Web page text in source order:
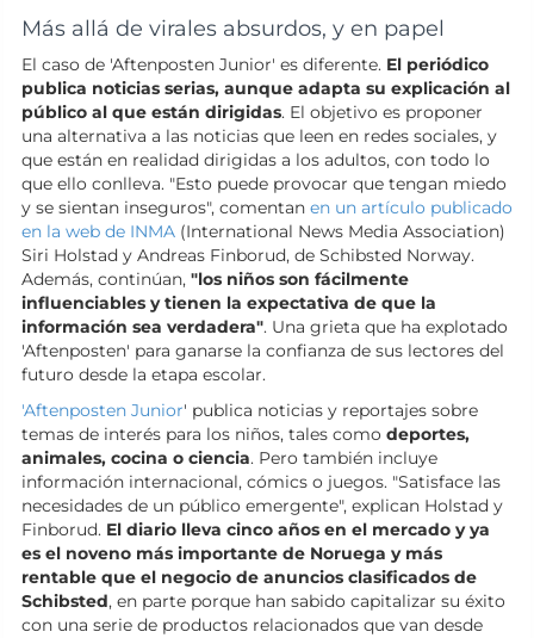
Más allá de virales absurdos, y en papel
El caso de 'Aftenposten Junior' es diferente. El periódico
publica noticias serias, aunque adapta su explicación al
público al que están dirigidas. El objetivo es proponer
una alternativa a las noticias que leen en redes sociales, y
que están en realidad dirigidas a los adultos, con todo lo
que ello conlleva. "Esto puede provocar que tengan miedo
y se sientan inseguros", comentan en un artículo publicado
en la web de INMA (International News Media Association)
Siri Holstad y Andreas Finborud, de Schibsted Norway.
Además, continúan, "los niños son fácilmente
influenciables y tienen la expectativa de que la
información sea verdadera". Una grieta que ha explotado
'Aftenposten' para ganarse la confianza de sus lectores del
futuro desde la etapa escolar.
'Aftenposten Junior' publica noticias y reportajes sobre
temas de interés para los niños, tales como deportes,
animales, cocina o ciencia. Pero también incluye
información internacional, cómics o juegos. "Satisface las
necesidades de un público emergente", explican Holstad y
Finborud. El diario lleva cinco años en el mercado y ya
es el noveno más importante de Noruega y más
rentable que el negocio de anuncios clasificados de
Schibsted, en parte porque han sabido capitalizar su éxito
con una serie de productos relacionados que van desde